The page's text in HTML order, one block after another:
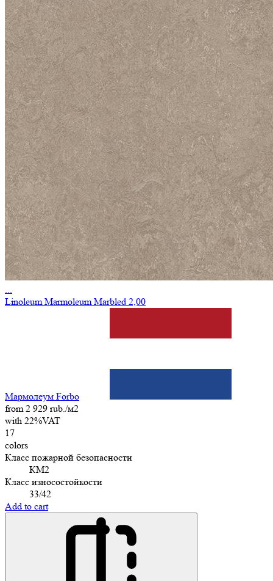
...
Linoleum Marmoleum Marbled 2,00
Мармолеум Forbo
from 2 929 rub./м2
with 22%VAT
17
colors
Класс пожарной безопасности
КМ2
Класс износостойкости
33/42
Add to cart